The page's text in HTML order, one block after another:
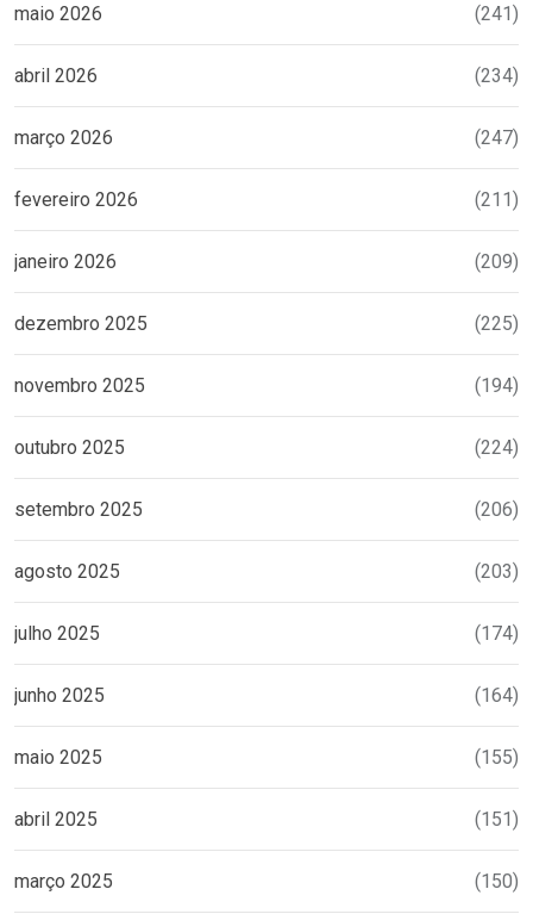
maio 2026 (241)
abril 2026 (234)
março 2026 (247)
fevereiro 2026 (211)
janeiro 2026 (209)
dezembro 2025 (225)
novembro 2025 (194)
outubro 2025 (224)
setembro 2025 (206)
agosto 2025 (203)
julho 2025 (174)
junho 2025 (164)
maio 2025 (155)
abril 2025 (151)
março 2025 (150)